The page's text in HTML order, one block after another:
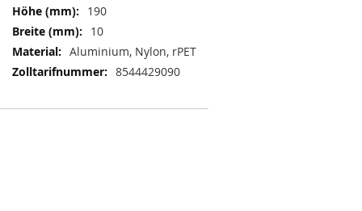
190
10
Aluminium, Nylon, rPET
8544429090